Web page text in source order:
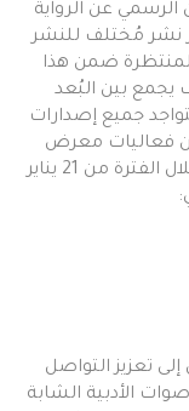
عن الرواية
يناير 2026، برعاية دار نشر مُختلف للنشر
المنتظرة ضمن هذا
يجمع بين البُعد
جميع إصدارات
فعاليات معرض
القاهرة الدولي للكتاب في دورته المقبلة، خلال الفترة من 21 يناير
تعزيز التواصل
الأدبية الشابة